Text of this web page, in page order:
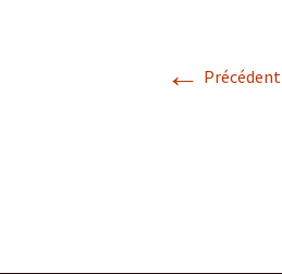
← Précédent